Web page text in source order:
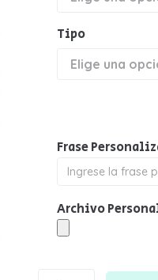
Tipo
Frase
Archivo